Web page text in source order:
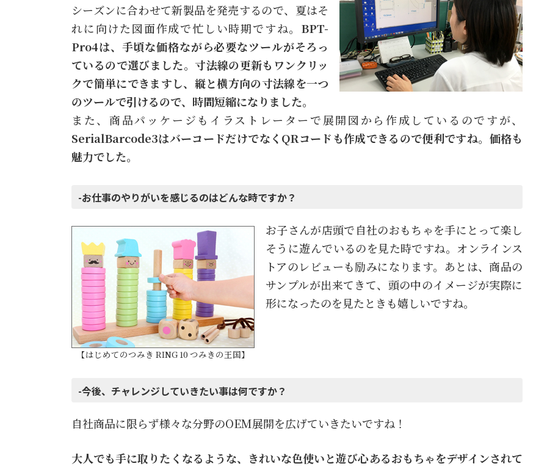
シーズンに合わせて新製品を発売するので、夏はそ
れに向けた図面作成で忙しい時期ですね。 BPT-
Pro4は、手頃な価格ながら必要なツールがそろっ
ているので選びました。寸法線の更新もワンクリッ
クで簡単にできますし、縦と横方向の寸法線を一つ
のツールで引けるので、時間短縮になりました。
また、商品パッケージもイラストレーターで展開図から作成しているのですが、
SerialBarcode3はバーコードだけでなくQRコードも作成できるので便利ですね。価格も
魅力でした。
-お仕事のやりがいを感じるのはどんな時ですか？
【はじめてのつみき RING 10 つみきの王国】
お子さんが店頭で自社のおもちゃを手にとって楽し
そうに遊んでいるのを見た時ですね。オンラインス
トアのレビューも励みになります。あとは、商品の
サンプルが出来てきて、頭の中のイメージが実際に
形になったのを見たときも嬉しいですね。
-今後、チャレンジしていきたい事は何ですか？
自社商品に限らず様々な分野のOEM展開を広げていきたいですね！
大人でも手に取りたくなるような、きれいな色使いと遊び心あるおもちゃをデザインされて